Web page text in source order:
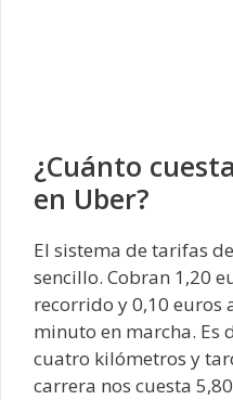
¿Cuánto
en Uber?
El sistema de tarifas
sencillo. Cobran 1,20
recorrido y 0,10 euros
minuto en marcha. Es
cuatro kilómetros y
carrera nos cuesta